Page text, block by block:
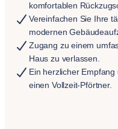
komfortablen
Vereinfachen Sie Ihre
modernen
Zugang zu einem
Haus zu verlassen.
Ein herzlicher
einen Vollzeit-Pförtner.